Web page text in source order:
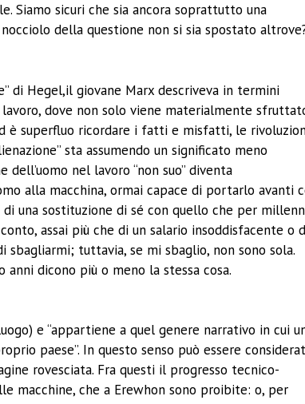
Siamo sicuri che sia ancora soprattutto una
della questione non si sia spostato
di Hegel,il giovane Marx descriveva in termini
dove non solo viene materialmente
è superfluo ricordare i fatti e misfatti, le
sta assumendo un significato meno
nel lavoro “non suo” diventa
alla macchina, ormai capace di portarlo avanti
una sostituzione di sé con quello che per
assai più che di un salario insoddisfacente o
tuttavia, se mi sbaglio, non sono sola.
anni dicono più o meno la stessa
e “appartiene a quel genere narrativo in cui
paese”. In questo senso può essere
rovesciata. Fra questi il progresso tecnico-
macchine, che a Erewhon sono proibite: o, per